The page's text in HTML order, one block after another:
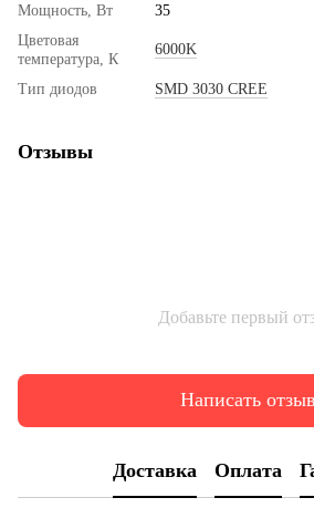
Мощность, Вт
35
Цветовая
температура, К
6000K
Тип диодов SMD 3030 CREE
Отзывы
Добавьте первый
Написать отзыв
Доставка Оплата